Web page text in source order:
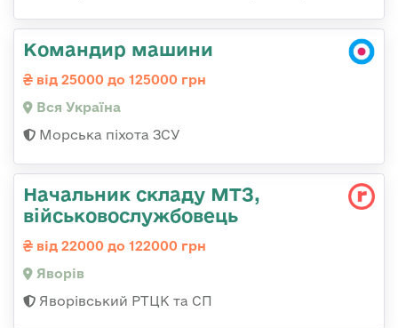
Командир машини
від 25000 до 125000 грн
Вся Україна
Морська піхота ЗСУ
Начальник складу МТЗ,
військовослужбовець
від 22000 до 122000 грн
Яворів
Яворівський РТЦК та СП